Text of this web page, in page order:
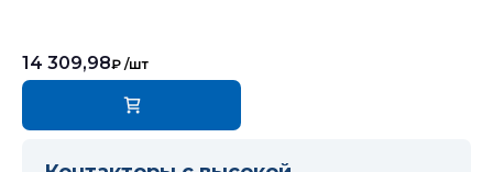
14 309,98₽ /шт